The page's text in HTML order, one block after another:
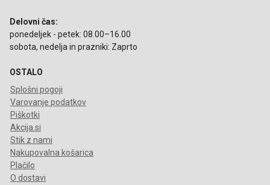
Delovni čas:
ponedeljek - petek: 08.00–16.00
sobota, nedelja in prazniki: Zaprto
OSTALO
Splošni pogoji
Varovanje podatkov
Piškotki
Akcija.si
Stik z nami
Nakupovalna košarica
Plačilo
O dostavi